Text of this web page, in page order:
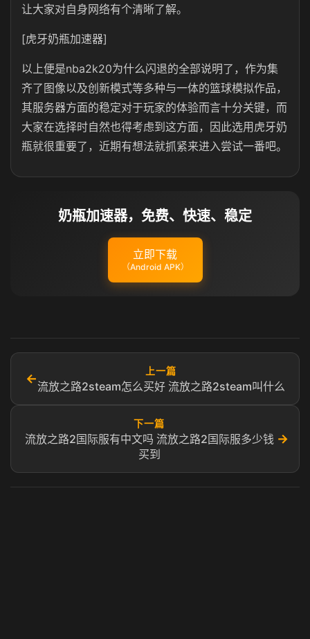
让大家对自身网络有个清晰了解。
[虎牙奶瓶加速器]
以上便是nba2k20为什么闪退的全部说明了，作为集
齐了图像以及创新模式等多种与一体的篮球模拟作品，
其服务器方面的稳定对于玩家的体验而言十分关键，而
大家在选择时自然也得考虑到这方面，因此选用虎牙奶
瓶就很重要了，近期有想法就抓紧来进入尝试一番吧。
奶瓶加速器，免费、快速、稳定
立即下载
（Android APK）
←
上一篇
流放之路2steam怎么买好 流放之路2steam叫什么
下一篇
流放之路2国际服有中文吗 流放之路2国际服多少钱
买到
→